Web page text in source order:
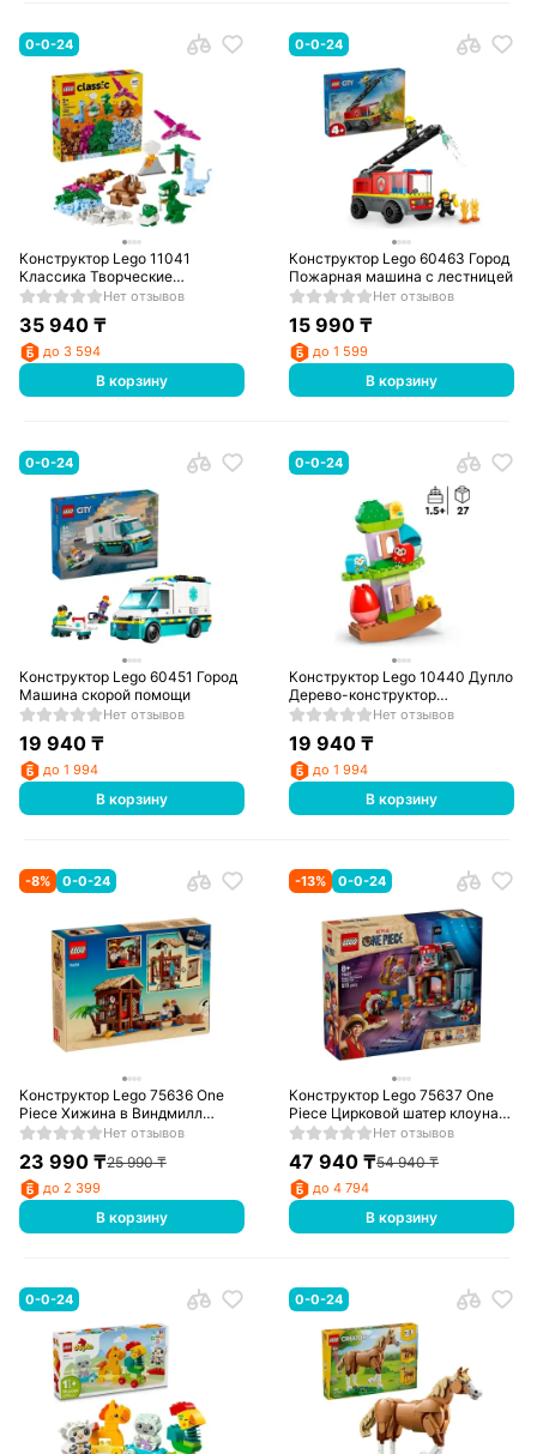
0-0-24
Конструктор Lego 11041
Классика Творческие
динозавры Нет отзывов
35 940₸
до 3 594
В корзину
0-0-24
Конструктор Lego 60463 Город
Пожарная машина с лестницей
Нет отзывов
15 990 ₸
до 1 599
В корзину
0-0-24
Конструктор Lego 60451 Город
Машина скорой помощи
Нет отзывов
19 940₸
до 1 994
В корзину
0-0-24
Конструктор Lego 10440 Дупло
Дерево-конструктор
равновесияНет отзывов
19 940 ₸
до 1 994
В корзину
-8% 0-0-24
Конструктор Lego 75636 One
Piece Хижина в Виндмилл
Вилладж
Нет отзывов
23 990₸25 990₸
до 2 399
В корзину
-13% 0-0-24
Конструктор Lego 75637 One
Piece Цирковой шатер клоуна
Багги
Нет отзывов
47 940 ₸54 940₸
до 4 794
В корзину
0-0-24 0-0-24